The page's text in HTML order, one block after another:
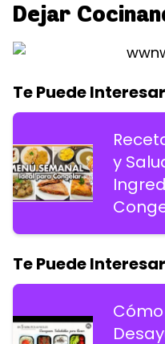
Dejar
Te Puede
y
Te Puede